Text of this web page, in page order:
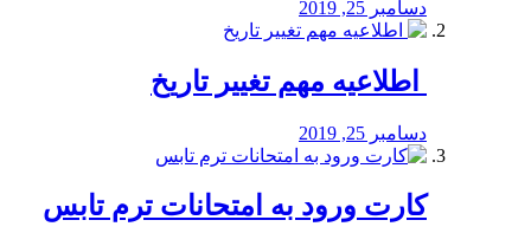
دسامبر 25, 2019
️ اطلاعیه مهم تغییر تاریخ
دسامبر 25, 2019
کارت ورود به امتحانات ترم تابس